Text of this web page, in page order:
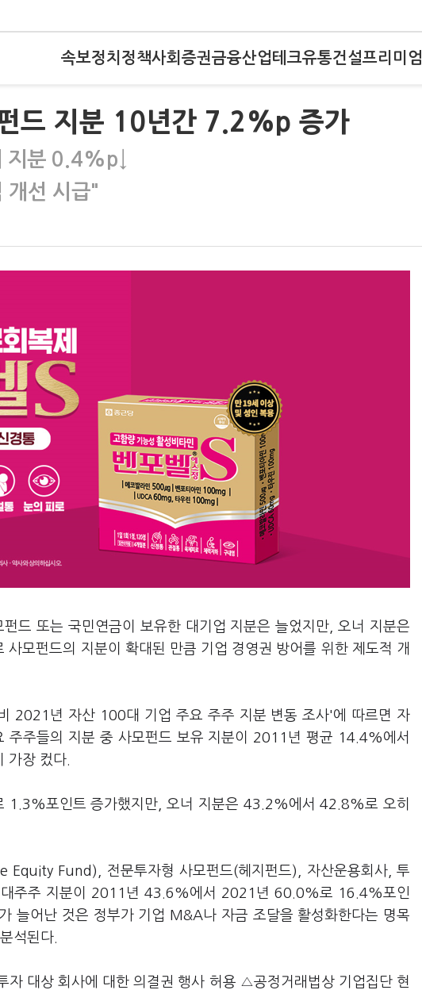
속보정치 정책사회 증권금융산업테크유통건설프리미엄
드 지분 10년간 7.2%p 증가
분 0.4%p↓
개선 시급"
드 또는 국민연금이 보유한 대기업 지분은 늘었지만, 오너 지분은
모펀드의 지분이 확대된 만큼 기업 경영권 방어를 위한 제도적 개
2021년 자산 100대 기업 주요 주주 지분 변동 조사'에 따르면 자
주들의 지분 중 사모펀드 보유 지분이 2011년 평균 14.4%에서
장 컸다.
포인트 증가했지만, 오너 지분은 43.2%에서 42.8%로 오히
Equity Fund), 전문투자형 사모펀드(헤지펀드), 자산운용회사, 투
대주주 지분이 2011년 43.6%에서 2021년 60.0%로 16.4%포인
늘어난 것은 정부가 기업 M&A나 자금 조달을 활성화한다는 명목
석된다.
대상 회사에 대한 의결권 행사 허용 △공정거래법상 기업집단 현